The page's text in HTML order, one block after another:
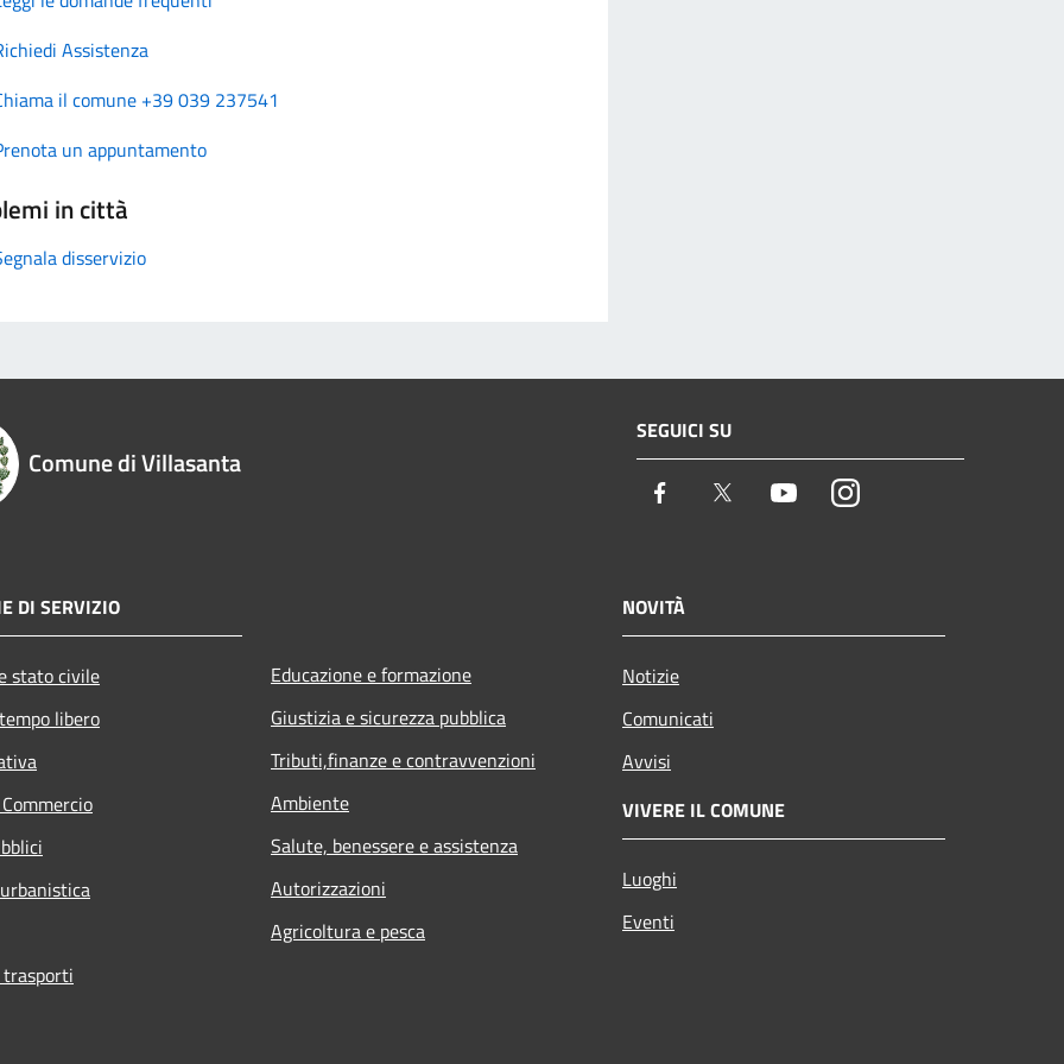
Assistenza
il comune +39 039 237541
un appuntamento
in città
disservizio
Comune di Villasanta
SEGUICI SU
Facebook Twitter YoutubeInstagram
DI SERVIZIO
stato civile
libero
Educazione e formazione
Giustizia e sicurezza pubblica
Tributi,finanze e contravvenzioni
Ambiente
Salute, benessere e assistenza
Autorizzazioni
Agricoltura e pesca
NOVITÀ
Notizie
Comunicati
Avvisi
VIVERE IL COMUNE
Luoghi
Eventi